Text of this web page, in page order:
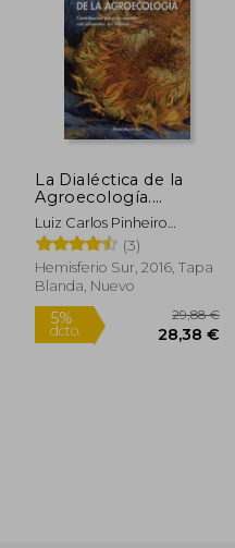
5%
dcto. 15,20 €
La Dialéctica de la
Agroecología.
Contribución Para un
Mundo con
Alimentos sin Veneno
Luiz Carlos Pinheiro
Machado, Luiz Carlos
Pinheiro
(3)
Hemisferio Sur, 2016, Tapa
Blanda, Nuevo